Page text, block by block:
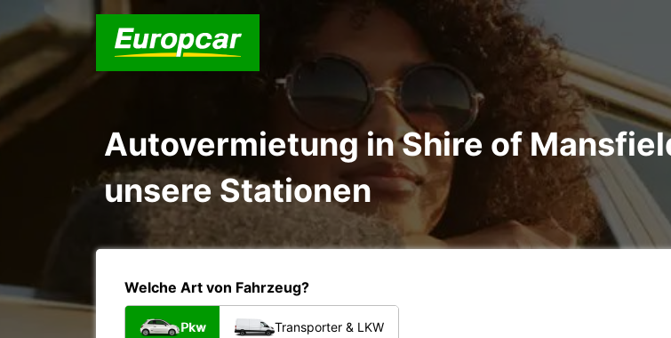
Autovermietung in Shire of
unsere Stationen
Welche Art von Fahrzeug?
Pkw Transporter & LKW